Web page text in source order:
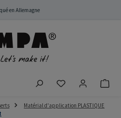
en Allemagne
Vous avez 0
Matérial d'application PLASTIQUE